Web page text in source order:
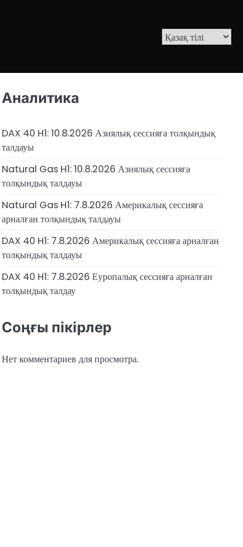
Аналитика
DAX 40 H1: 10.8.2026 Азиялық сессияға толқындық
талдауы
Natural Gas H1: 10.8.2026 Азиялық сессияға
толқындық талдауы
Natural Gas H1: 7.8.2026 Америкалық сессияға
арналған толқындық талдауы
DAX 40 H1: 7.8.2026 Америкалық сессияға арналған
толқындық талдауы
DAX 40 H1: 7.8.2026 Еуропалық сессияға арналған
толқындық талдау
Соңғы пікірлер
Нет комментариев для просмотра.